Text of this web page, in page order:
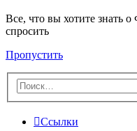
Все, что вы хотите знать
спросить
Пропустить
Ссылки